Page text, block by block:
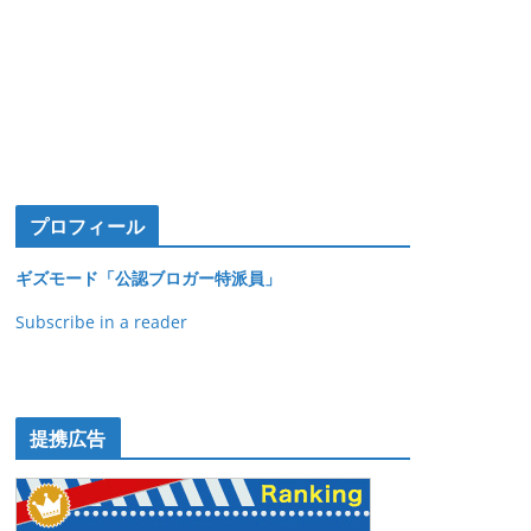
プロフィール
ギズモード「公認ブロガー特派員」
Subscribe in a reader
提携広告